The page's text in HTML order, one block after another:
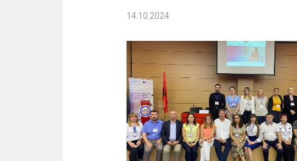
14.10.2024